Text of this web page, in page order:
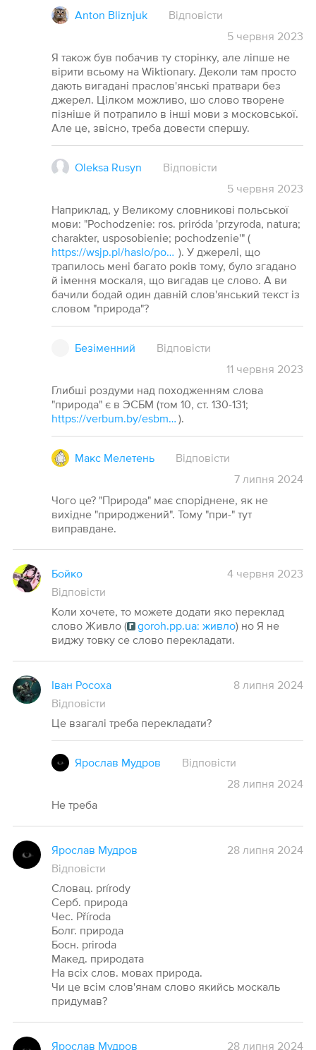
Anton Bliznjuk
Відповісти
5 червня 2023
Я також був побачив ту сторінку, але ліпше не
вірити всьому на Wiktionary. Деколи там просто
дають вигадані праслов'янські пратвари без
джерел. Цілком можливо, шо слово творене
пізніше й потрапило в інші мови з московської.
Але це, звісно, треба довести спершу.
Oleksa Rusyn
Відповісти
5 червня 2023
Наприклад, у Великому словникові польської
мови: "Pochodzenie: ros. priróda 'przyroda, natura;
charakter, usposobienie; pochodzenie'" (
https://wsjp.pl/haslo/podglad/15182/przyroda/1425724/natura ). У джерелі, що
трапилось мені багато років тому, було згадано
й імення москаля, що вигадав це слово. А ви
бачили бодай один давній слов'янський текст із
словом "природа"?
Безіменний
Відповісти
11 червня 2023
Глибші роздуми над походженням слова
"природа" є в ЭСБМ (том 10, ст. 130-131;
https://verbum.by/esbm/pryroda ).
Макс Мелетень
Відповісти
7 липня 2024
Чого це? "Природа" має споріднене, як не
вихідне "природжений". Тому "при-" тут
виправдане.
Бойко
4 червня 2023
Відповісти
Коли хочете, то можете додати яко переклад
слово Живло (
goroh.pp.ua: живло) но Я не
виджу товку се слово перекладати.
Іван Росоха
8 липня 2024
Відповісти
Це взагалі треба перекладати?
Ярослав Мудров
Відповісти
28 липня 2024
Не треба
Ярослав Мудров
28 липня 2024
Відповісти
Словац. prírody
Серб. природа
Чес. Příroda
Болг. природа
Босн. priroda
Макед. природата
На всіх слов. мовах природа.
Чи це всім слов'янам слово якийсь москаль
придумав?
Ярослав Мудров 28 липня 2024